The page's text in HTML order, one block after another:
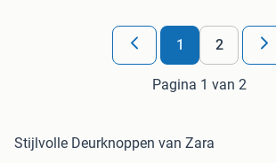
1 2
Pagina 1 van 2
Stijlvolle Deurknoppen van Zara